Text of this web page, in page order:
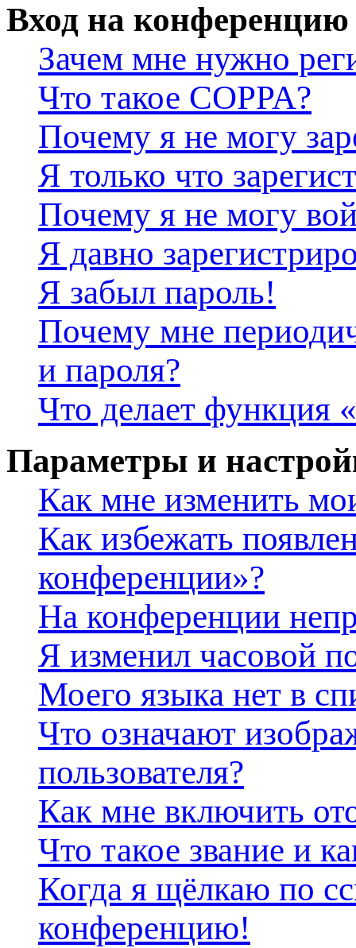
Вход на конференцию
Зачем мне нужно
Что такое COPPA?
Почему я не могу
Я только что
Почему я не могу
Я давно
Я забыл пароль!
Почему мне
и пароля?
Что делает функция
Параметры и
Как мне изменить
Как избежать
конференции»?
На конференции
Я изменил часовой
Моего языка нет в
Что означают
пользователя?
Как мне включить
Что такое звание и
Когда я щёлкаю по
конференцию!